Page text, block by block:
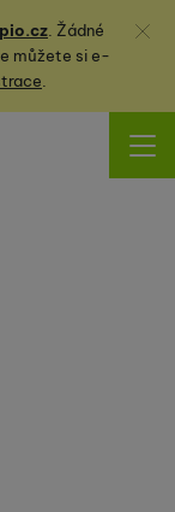
. Žádné
můžete sie-
.
Zavřít